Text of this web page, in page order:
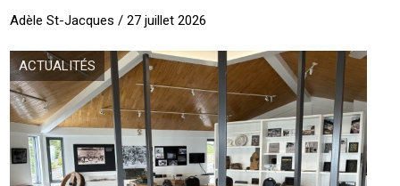
Adèle St-Jacques / 27 juillet 2026
ACTUALITÉS